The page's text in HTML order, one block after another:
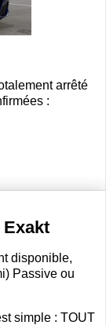
arrêté
:
Exakt
disponible,
Passive ou
simple : TOUT